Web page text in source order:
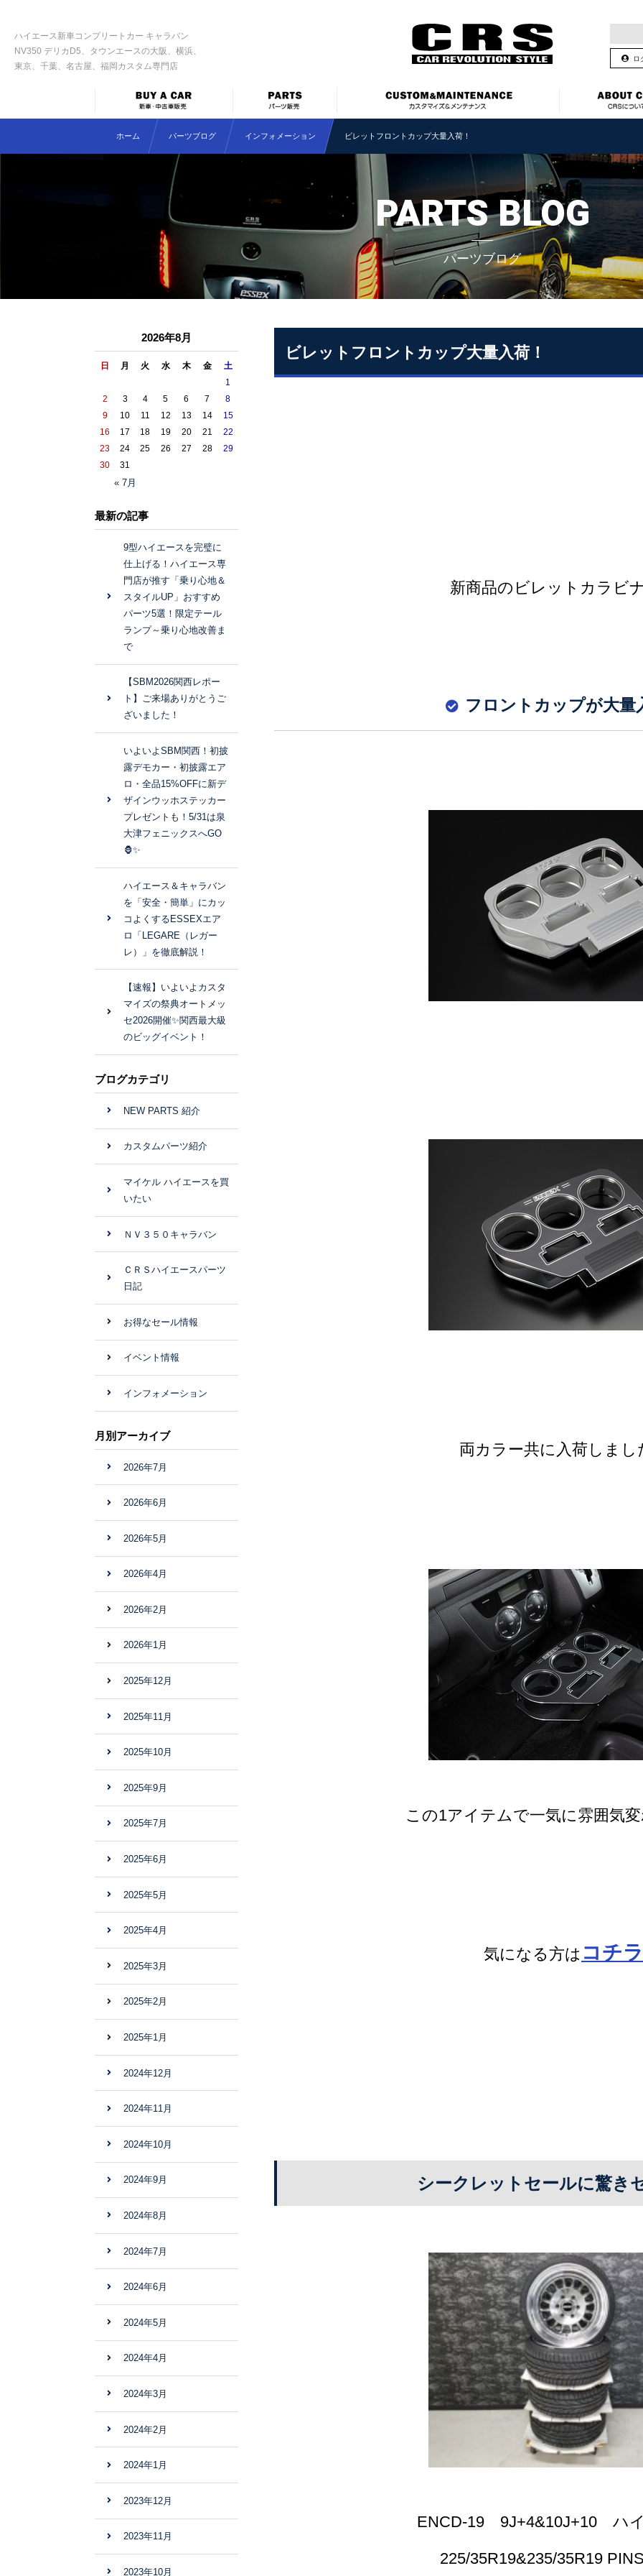
ハイエース新車コンプリートカー キャラバン
NV350 デリカD5、タウンエースの大阪、横浜、
東京、千葉、名古屋、福岡カスタム専門店
ロ
ホーム パーツブログ インフォメーション ビレットフロントカップ大量入荷！
PARTS BLOG
パーツブログ
ビレットフロントカップ大量入荷！
新商品のビレットカラビ
フロントカップが大量
両カラー共に入荷しまし
この1アイテムで一気に雰囲気
気になる方は コチラ
シークレットセールに驚き
ENCD-19 9J+4&10J+10 ハ
225/35R19&235/35R19
2026年8月
日 月 火 水 木 金 土
« 7月
1
2
3 4 5 6 7
8
9
10 11 12 13 14
15
16
17 18 19 20 21
22
23
24 25 26 27 28
29
30
31
最新の記事
9型ハイエースを完璧に
仕上げる！ハイエース専
門店が推す「乗り心地＆
スタイルUP」おすすめ
パーツ5選！限定テール
ランプ～乗り心地改善ま
で
【SBM2026関西レポー
ト】ご来場ありがとうご
ざいました！
いよいよSBM関西！初披
露デモカー・初披露エア
ロ・全品15%OFFに新デ
ザインウッホステッカー
プレゼントも！5/31は泉
大津フェニックスへGO
🦍✨
ハイエース＆キャラバン
を「安全・簡単」にカッ
コよくするESSEXエア
ロ「LEGARE（レガー
レ）」を徹底解説！
【速報】いよいよカスタ
マイズの祭典オートメッ
セ2026開催✨関西最大級
のビッグイベント！
ブログカテゴリ
NEW PARTS 紹介
カスタムパーツ紹介
マイケル ハイエースを買
いたい
ＮＶ３５０キャラバン
ＣＲＳハイエースパーツ
日記
お得なセール情報
イベント情報
インフォメーション
月別アーカイブ
2026年7月
2026年6月
2026年5月
2026年4月
2026年2月
2026年1月
2025年12月
2025年11月
2025年10月
2025年9月
2025年7月
2025年6月
2025年5月
2025年4月
2025年3月
2025年2月
2025年1月
2024年12月
2024年11月
2024年10月
2024年9月
2024年8月
2024年7月
2024年6月
2024年5月
2024年4月
2024年3月
2024年2月
2024年1月
2023年12月
2023年11月
2023年10月